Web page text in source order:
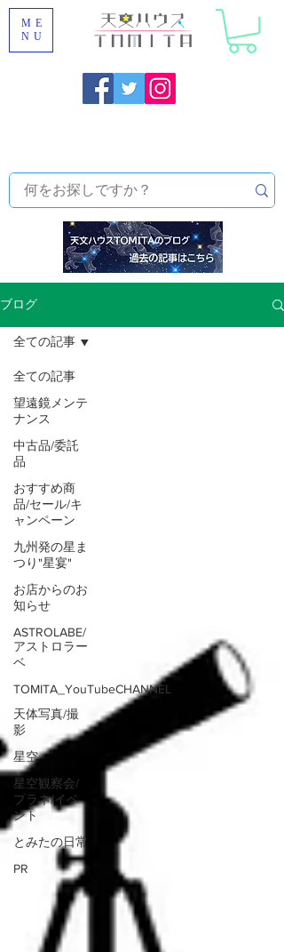
ME
NU
ブログ
全ての記事
望遠鏡メンテ
ナンス
中古品/委託
品
おすすめ商
品/セール/キ
ャンペーン
九州発の星ま
つり"星宴"
お店からのお
知らせ
ASTROLABE/
アストロラー
ベ
TOMITA_YouTubeCHANNEL
天体写真/撮
影
星空
星空観察会/
プラネ/イベ
ント
とみたの日常
PR
全ての記事